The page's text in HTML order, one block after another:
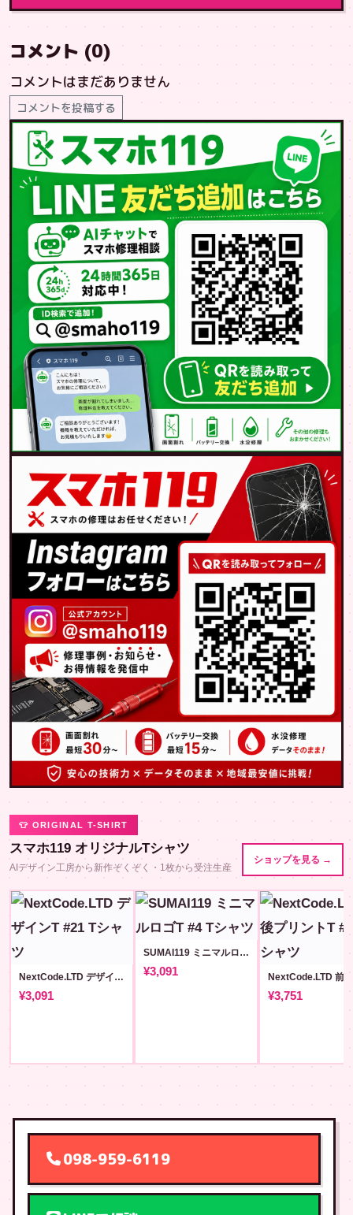
コメント (0)
コメントはまだありません
コメントを投稿する
👕 ORIGINAL T-SHIRT
スマホ119 オリジナルTシャツ
AIデザイン工房から新作ぞくぞく・1枚から受注生産
ショップを見る →
NextCode.LTD デザインT #21
¥3,091
SUMAI119 ミニマルロゴT #4
¥3,091
¥3,751
098-959-6119